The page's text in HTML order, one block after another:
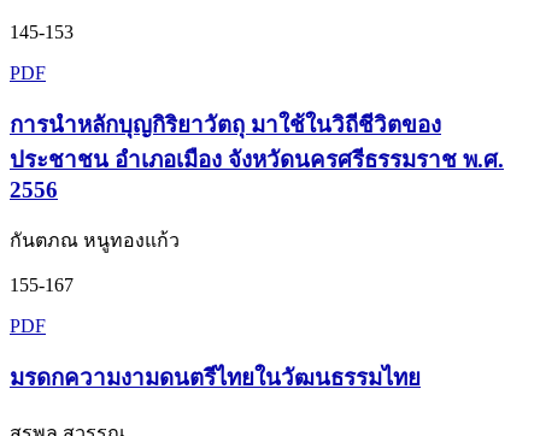
145-153
PDF
การนำหลักบุญกิริยาวัตถุ มาใช้ในวิถีชีวิตของ
ประชาชน อำเภอเมือง จังหวัดนครศรีธรรมราช พ.ศ.
2556
กันตภณ หนูทองแก้ว
155-167
PDF
มรดกความงามดนตรีไทยในวัฒนธรรมไทย